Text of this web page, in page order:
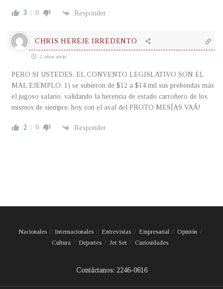
3 0 Responder
CHRIS HEREJE IRREDENTO
2 años atrás
PERO SI USTEDES, EL CONVENTO LEGISLATIVO SON EL
MAL EJEMPLO: 1) se subieron de $12 a $14 mil sus prebendas más
el jugoso salario, validando la herencia de estado carroñero de los
mismos de siempre, hoy con el aval del PROTO MESÍAS VAÁ!
2 0 Responder
Nacionales Internacionales Entrevistas Empresarial
Opinión
Cultura
Deportes Jet Set Curiosidades
Contáctanos: 2246-0616